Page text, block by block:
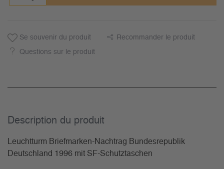
Se souvenir du produit Recommander le produit
Questions sur le produit
Description du­ produit
Leuchtturm Briefmarken-Nachtrag Bundesrepublik
Deutschland 1996 mit SF-Schutztaschen